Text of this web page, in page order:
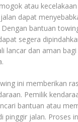
atau
dapat
bantuan
segera
lancar dan aman
ini memberikan
Pemilik
bantuan atau
pinggir jalan. Proses